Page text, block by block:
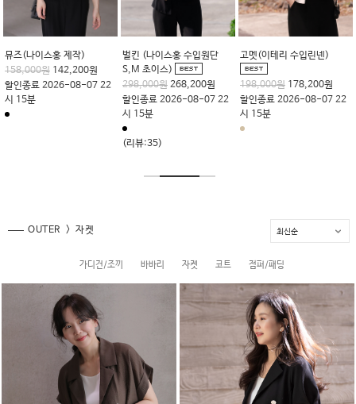
엘가(블랙)
109,000원 98,100원
할인종료 2026-08-07 22
시 15분
후카이도(화이트)
98,000원 88,200원
할인종료 2026-08-07 22
시 15분
(리뷰:3)
coco tweed (이태리 수입원
단)
(나이스홍 제작)
219,000원 197,100원
할인종료 2026-08-07 22
시 15분
OUTER 자켓
가디건/조끼 바바리 자켓 코트 점퍼/패딩